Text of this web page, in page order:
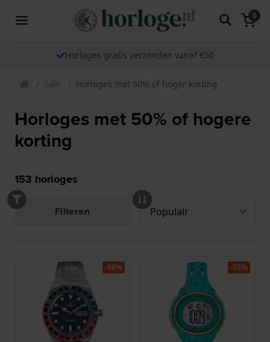
0
Horloges gratis verzonden vanaf €50
Sale Horloges met 50% of hoger korting
Horloges met 50% of hogere
korting
153 horloges
Filteren
-50% -75%